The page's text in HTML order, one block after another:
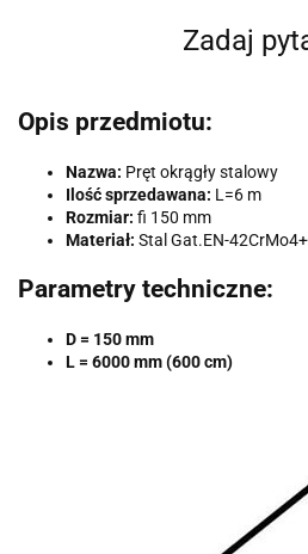
Zadaj
Opis przedmiotu:
Nazwa: Pręt okrągły stalowy
Ilość sprzedawana: L=6 m
Rozmiar: fi 150 mm
Materiał: Stal Gat.EN-
Parametry techniczne:
D = 150 mm
L = 6000 mm (600 cm)